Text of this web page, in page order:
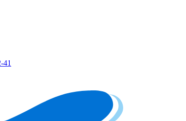
41